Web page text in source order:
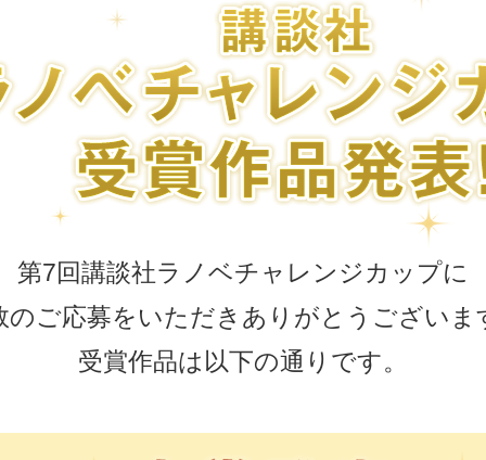
第7回講談社ラノベチャレンジカップに
のご応募をいただきありがとうございま
受賞作品は以下の通りです。